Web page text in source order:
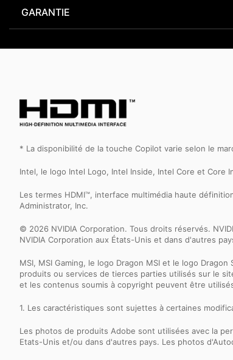
GARANTIE
* La disponibilité de la touche Copilot varie selon le
Intel, le logo Intel Logo, Intel Inside, Intel Core et Core
Les termes HDMI™, interface multimédia haute
Administrator, Inc.
© 2026 NVIDIA Corporation. Tous droits réservés.
NVIDIA Corporation aux États-Unis et dans d'autres
MSI, MSI Gaming, le logo Dragon MSI et le logo
produits ou services de tierces parties utilisés sur le
et les contenus soumis à copyright peuvent être
1. Les caractéristiques sont sujettes à certaines
Les photos de produits Adobe sont utilisées avec la
Etats-Unis et/ou dans d'autres pays. Les photos